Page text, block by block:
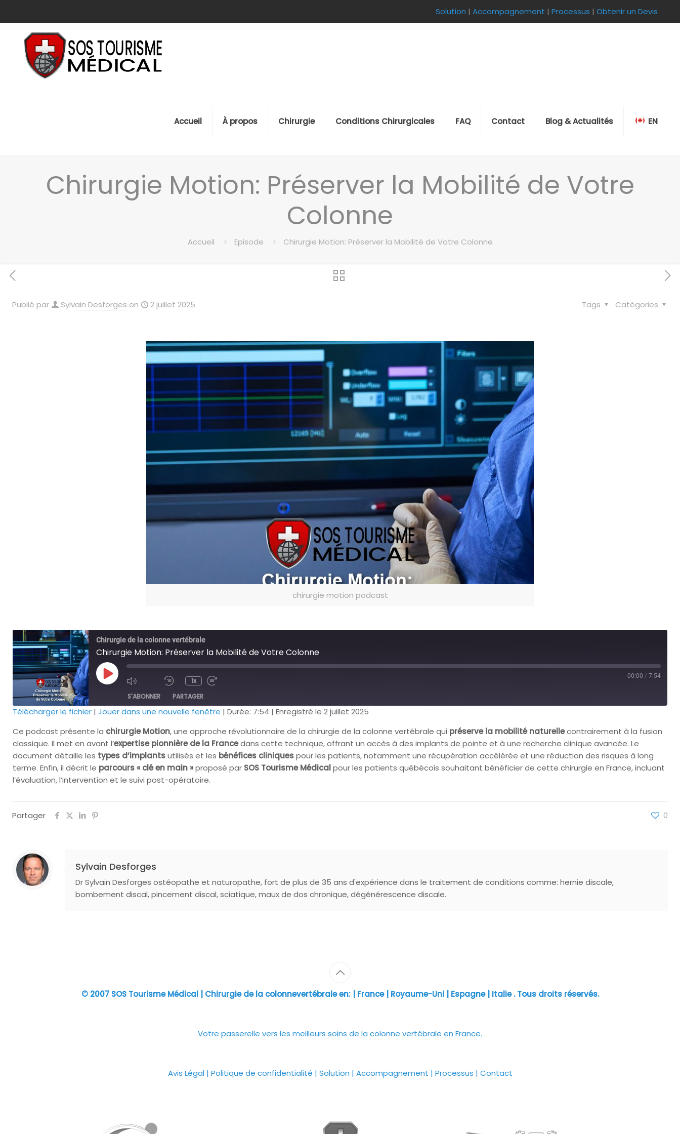
Solution | Accompagnement | Processus | Obtenir un Devis
Accueil À propos Chirurgie Conditions Chirurgicales FAQ Contact Blog & Actualités EN
Chirurgie Motion: Préserver la Mobilité de Votre
Colonne
Accueil Episode Chirurgie Motion: Préserver la Mobilité de Votre Colonne
Publié par Sylvain Desforges on 2 juillet 2025 Catégories
Tags
chirurgie motion podcast
Chirurgie de la colonne vertébrale
Chirurgie Motion: Préserver la Mobilité de Votre Colonne
Jouer
l'épisode
1x
00:00 / 7:54
S'ABONNER PARTAGER
FLUX RSS
PARTAGER
LIEN
INTÉGRER
Télécharger le fichier |Jouer dans une nouvelle fenêtre |Durée: 7:54 |Enregistré le 2 juillet 2025
Ce podcast présente la chirurgie Motion, une approche révolutionnaire de la chirurgie de la colonne vertébrale qui préserve la mobilité naturellecontrairement à la fusion
classique. Il met en avant l’expertise pionnière de la Francedans cette technique, offrant un accès à des implants de pointe et à une recherche clinique avancée. Le
document détaille les types d’implantsutilisés et les bénéfices cliniquespour les patients, notamment une récupération accélérée et une réduction des risques à long
terme. Enfin, il décrit le parcours « clé en main »proposé par SOS Tourisme Médical pour les patients québécois souhaitant bénéficier de cette chirurgie en France, incluant
l’évaluation, l’intervention et le suivi post-opératoire.
Partager 0
Sylvain Desforges
Dr Sylvain Desforges ostéopathe et naturopathe, fort de plus de 35 ans d'expérience dans le traitement de conditions comme: hernie discale,
bombement discal, pincement discal, sciatique, maux de dos chronique, dégénérescence discale.
© 2007 SOS Tourisme Médical| Chirurgie de la colonnevertébrale en: | France | Royaume-Uni | Espagne | Italie . Tous droits réservés.
Votre passerelle vers les meilleurs soins de la colonne vertébrale en France.
Avis Légal| Politique de confidentialité | Solution | Accompagnement | Processus | Contact